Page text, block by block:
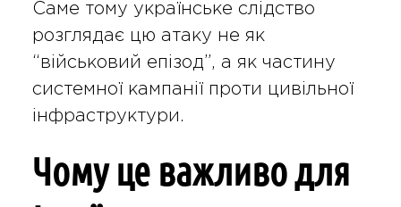
Саме тому українське слідство
розглядає цю атаку не як
“військовий епізод”, а як частину
системної кампанії проти цивільної
інфраструктури.
Чому це важливо для